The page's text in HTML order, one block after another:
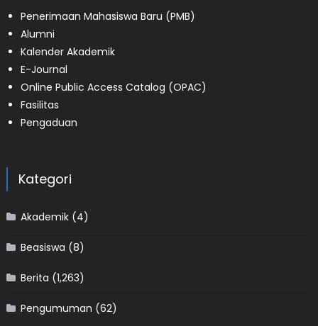
Penerimaan Mahasiswa Baru (PMB)
Alumni
Kalender Akademik
E-Journal
Online Public Access Catalog (OPAC)
Fasilitas
Pengaduan
Kategori
Akademik(4)
Beasiswa (8)
Berita (1,263)
Pengumuman (62)